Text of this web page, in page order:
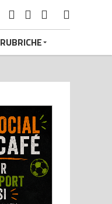
RUBRICHE